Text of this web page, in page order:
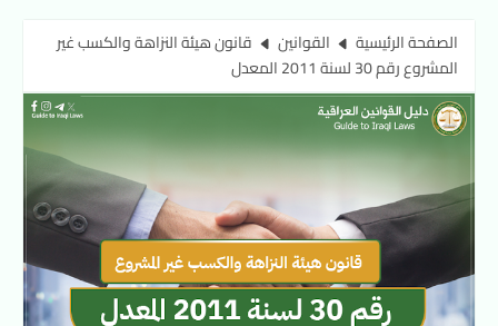
الصفحة الرئيسية القوانين
قانون هيئة النزاهة والكسب غير
المشروع رقم 30 لسنة 2011 المعدل